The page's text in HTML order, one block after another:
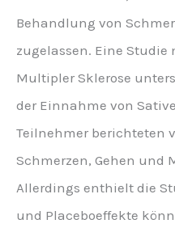
Behandlung von
zugelassen. Eine Studie
Multipler Sklerose
der Einnahme von
Teilnehmer berichteten
Schmerzen, Gehen und
Allerdings enthielt die
und Placeboeffekte